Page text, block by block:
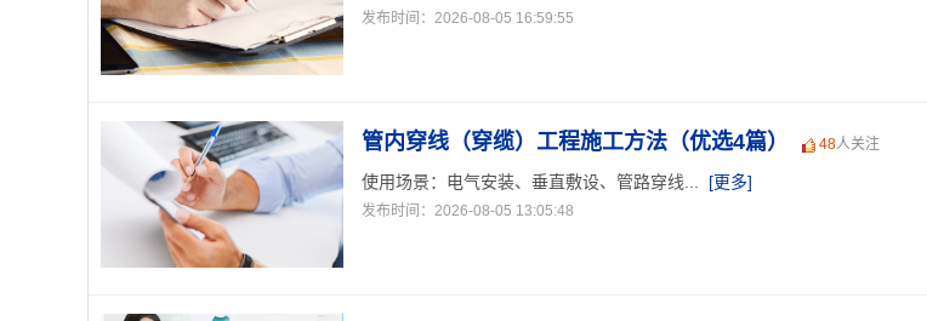
发布时间：2026-08-05 16:59:55
管内穿线（穿缆）工程施工方法（优选4篇） 48人关注
使用场景：电气安装、垂直敷设、管路穿线... [更多]
发布时间：2026-08-05 13:05:48